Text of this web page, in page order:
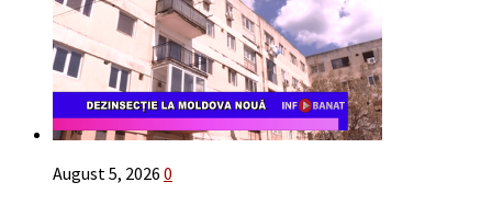
August 5, 2026 0